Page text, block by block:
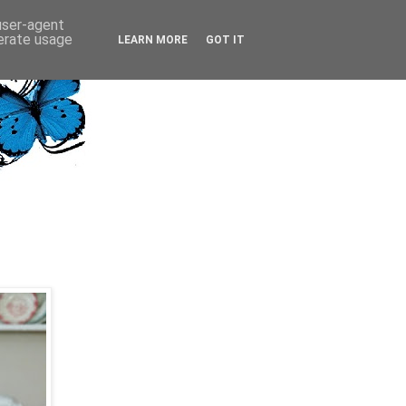
agent
usage
LEARN MORE GOT IT